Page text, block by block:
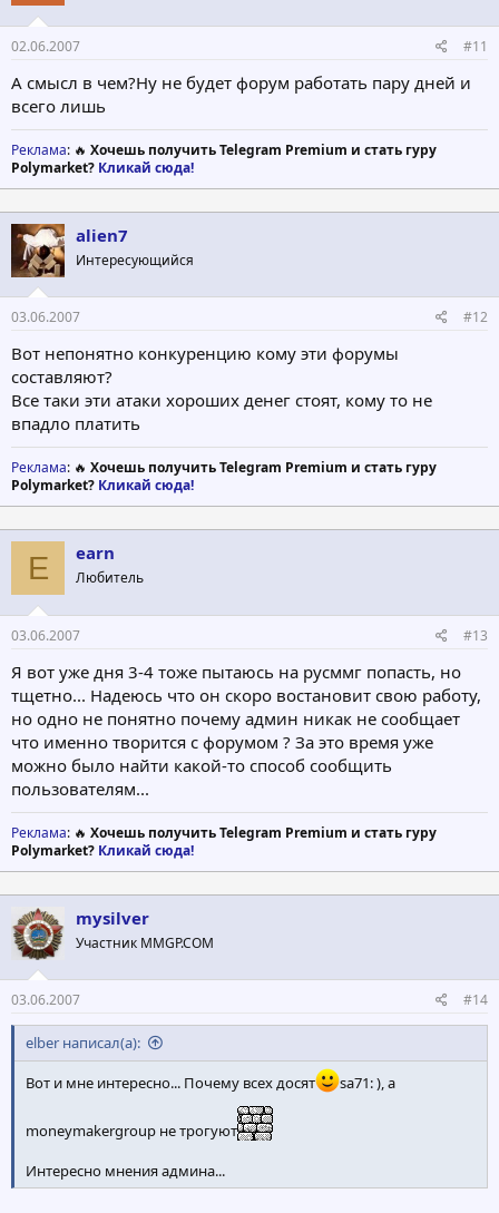
02.06.2007 #11
А смысл в чем?Ну не будет форум работать пару дней и
всего лишь
Реклама: 🔥 Хочешь получить Telegram Premium и стать гуру
Polymarket? Кликай сюда!
alien7
Интересующийся
03.06.2007 #12
Вот непонятно конкуренцию кому эти форумы
составляют?
Все таки эти атаки хороших денег стоят, кому то не
впадло платить
Реклама: 🔥 Хочешь получить Telegram Premium и стать гуру
Polymarket? Кликай сюда!
E earn
Любитель
03.06.2007 #13
Я вот уже дня 3-4 тоже пытаюсь на русммг попасть, но
тщетно... Надеюсь что он скоро востановит свою работу,
но одно не понятно почему админ никак не сообщает
что именно творится с форумом ? За это время уже
можно было найти какой-то способ сообщить
пользователям...
Реклама: 🔥 Хочешь получить Telegram Premium и стать гуру
Polymarket? Кликай сюда!
mysilver
Участник MMGP.COM
03.06.2007 #14
elber написал(а):
Вот и мне интересно... Почему всех досят
sa71: ), а
moneymakergroup не трогуют
Интересно мнения админа...